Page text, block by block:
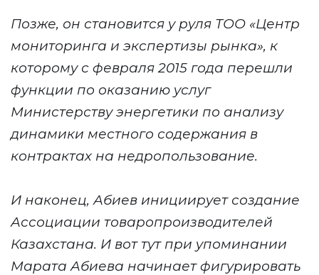
Позже, он становится у руля ТОО «Центр
мониторинга и экспертизы рынка», к
которому с февраля 2015 года перешли
функции по оказанию услуг
Министерству энергетики по анализу
динамики местного содержания в
контрактах на недропользование.
И наконец, Абиев инициирует создание
Ассоциации товаропроизводителей
Казахстана. И вот тут при упоминании
Марата Абиева начинает фигурировать